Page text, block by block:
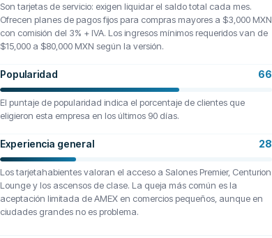
Son tarjetas de servicio: exigen liquidar el saldo total cada mes.
Ofrecen planes de pagos fijos para compras mayores a $3,000 MXN
con comisión del 3% + IVA. Los ingresos mínimos requeridos van de
$15,000 a $80,000 MXN según la versión.
Popularidad 66
El puntaje de popularidad indica el porcentaje de clientes que
eligieron esta empresa en los últimos 90 días.
Experiencia general 28
Los tarjetahabientes valoran el acceso a Salones Premier, Centurion
Lounge y los ascensos de clase. La queja más común es la
aceptación limitada de AMEX en comercios pequeños, aunque en
ciudades grandes no es problema.